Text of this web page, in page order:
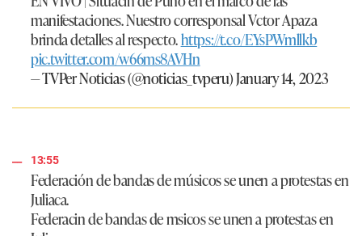
manifestaciones. Nuestro corresponsal Vctor Apaza
brinda detalles al respecto.https://t.co/EYsPWmllkb
pic.twitter.com/w66ms8AVHn
— TVPer Noticias (@noticias_tvperu)January 14, 2023
13:55
Federación de bandas de músicos se unen a protestas en
Juliaca.
Federacin de bandas de msicos se unen a protestas en